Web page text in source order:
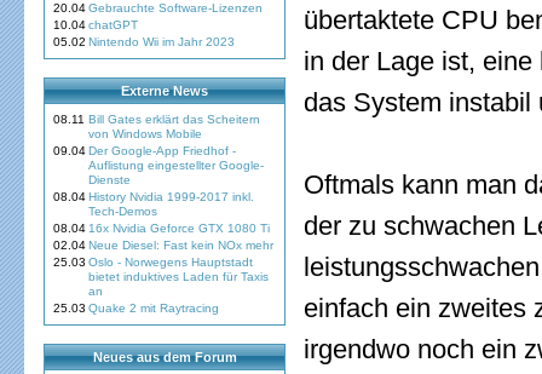
20.04Gebrauchte Software-Lizenzen
10.04chatGPT
05.02 Nintendo Wii im Jahr 2023
Externe News
08.11 Bill Gates erklärt das Scheitern
von Windows Mobile
09.04Der Google-App Friedhof -
Auflistung eingestellter Google-
Dienste
08.04History Nvidia 1999-2017 inkl.
Tech-Demos
08.04 16x Nvidia Geforce GTX 1080 Ti
02.04Neue Diesel: Fast kein NOx mehr
25.03 Oslo - Norwegens Hauptstadt
bietet induktives Laden für Taxis
an
25.03 Quake 2 mit Raytracing
Neues aus dem Forum
übertaktete CPU
in der Lage ist,
das System instabil
Oftmals kann man
der zu schwachen
einfach ein zweites
irgendwo noch ein